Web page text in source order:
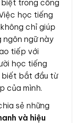
trong công
học tiếng
chỉ giúp
ngữ này
tiếp với
học tiếng
biết bắt đầu từ
của mình.
sẻ những
và hiệu